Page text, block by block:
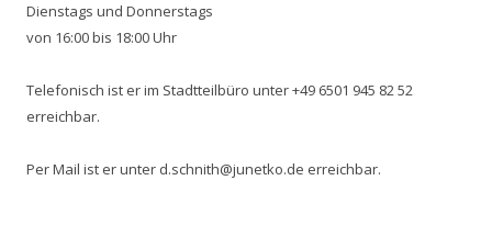
Dienstags und Donnerstags
von 16:00 bis 18:00 Uhr
Telefonisch ist er im Stadtteilbüro unter +49 6501 945 82 52
erreichbar.
Per Mail ist er unter d.schnith@junetko.de erreichbar.